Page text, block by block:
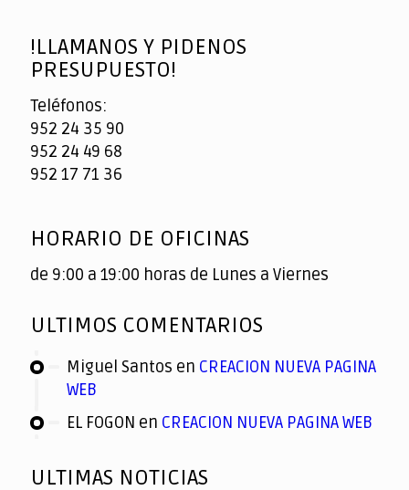
!LLAMANOS Y PIDENOS
PRESUPUESTO!
Teléfonos:
952 24 35 90
952 24 49 68
952 17 71 36
HORARIO DE OFICINAS
de 9:00 a 19:00 horas de Lunes a Viernes
ULTIMOS COMENTARIOS
Miguel Santos en CREACION NUEVA PAGINA
WEB
EL FOGON en CREACION NUEVA PAGINA WEB
ULTIMAS NOTICIAS